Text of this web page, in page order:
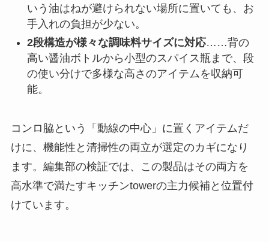
いう油はねが避けられない場所に置いても、お
手入れの負担が少ない。
2段構造が様々な調味料サイズに対応……背の
高い醤油ボトルから小型のスパイス瓶まで、段
の使い分けで多様な高さのアイテムを収納可
能。
コンロ脇という「動線の中心」に置くアイテムだ
けに、機能性と清掃性の両立が選定のカギになり
ます。編集部の検証では、この製品はその両方を
高水準で満たすキッチンtowerの主力候補と位置付
けています。